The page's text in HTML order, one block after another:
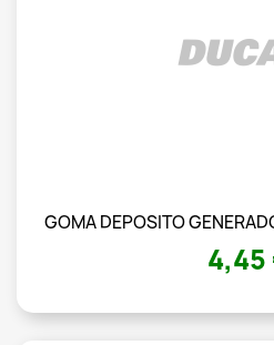
GOMA DEPOSITO
4,45